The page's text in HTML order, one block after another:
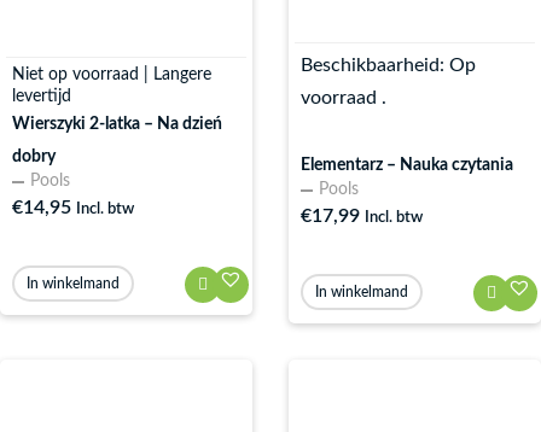
Niet op voorraad | Langere
levertijd
Wierszyki 2-latka – Na dzień
dobry
Pools
€14,95 Incl. btw
In winkelmand
Beschikbaarheid: Op
voorraad .
Elementarz – Nauka czytania
Pools
€17,99 Incl. btw
In winkelmand